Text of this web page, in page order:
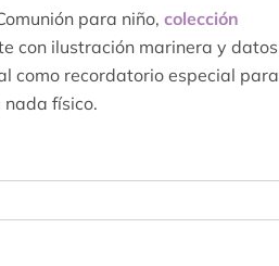
para niño, colección
con ilustración marinera y datos
como recordatorio especial para
físico.